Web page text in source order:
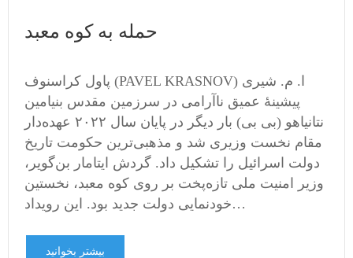
حمله به کوه معبد
پاول کراسنوف (PAVEL KRASNOV) ا. م. شیری
پیشینۀ عمیق ناآرامی در سرزمین مقدس بنیامین
نتانیاهو (بی بی) بار دیگر در پایان سال ۲۰۲۲ عهده‌دار
مقام نخست وزیری شد و مذهبی‌ترین حکومت تاریخ
دولت اسرائیل را تشکیل داد. گردش ایتامار بن‌گویر،
وزیر امنیت ملی تازه‌‌پخت بر روی کوه معبد، نخستین
خودنمایی دولت جدید بود. این رویداد…
بیشتر بخوانید